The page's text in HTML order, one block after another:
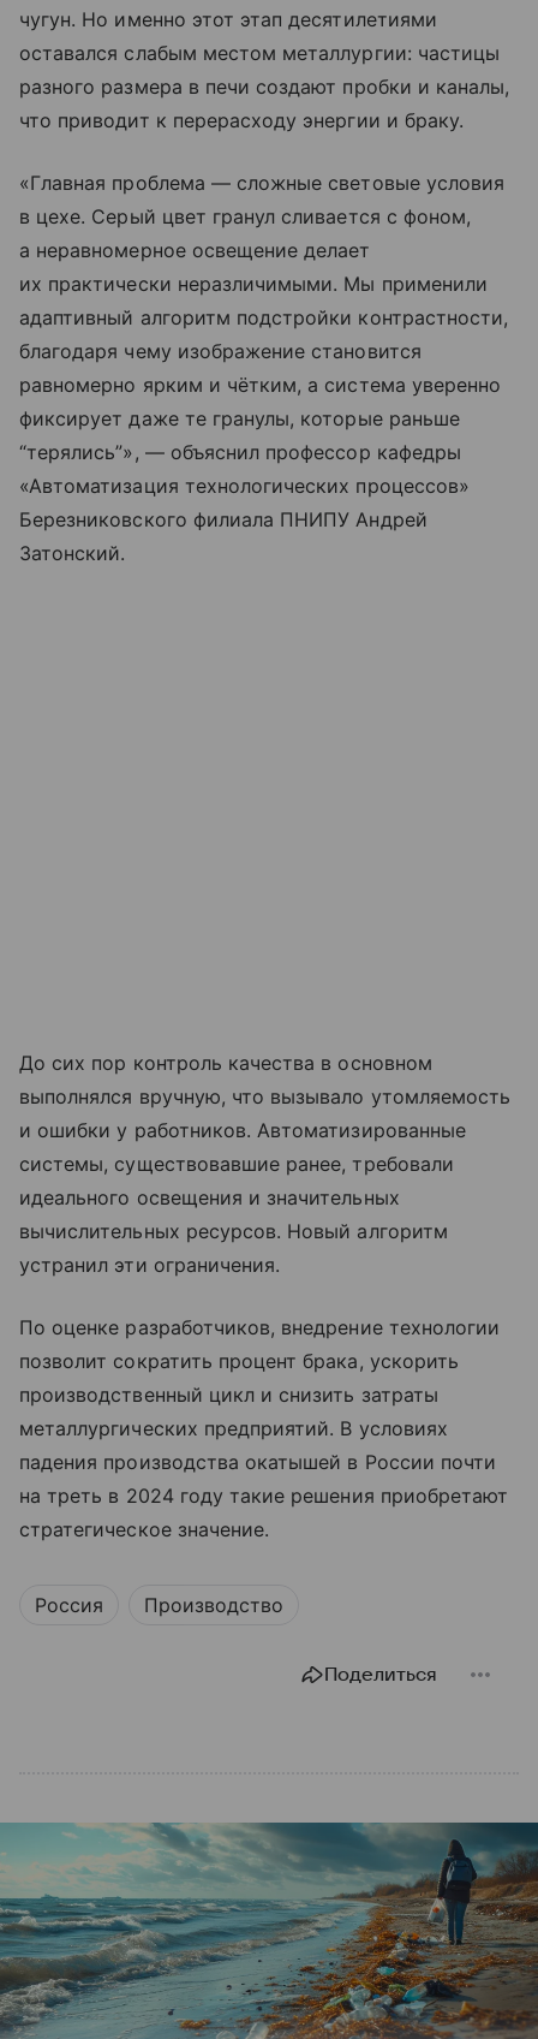
чугун. Но именно этот этап десятилетиями
оставался слабым местом металлургии: частицы
разного размера в печи создают пробки и каналы,
что приводит к перерасходу энергии и браку.
«Главная проблема — сложные световые условия
в цехе. Серый цвет гранул сливается с фоном,
а неравномерное освещение делает
их практически неразличимыми. Мы применили
адаптивный алгоритм подстройки контрастности,
благодаря чему изображение становится
равномерно ярким и чётким, а система уверенно
фиксирует даже те гранулы, которые раньше
“терялись”», — объяснил профессор кафедры
«Автоматизация технологических процессов»
Березниковского филиала ПНИПУ Андрей
Затонский.
До сих пор контроль качества в основном
выполнялся вручную, что вызывало утомляемость
и ошибки у работников. Автоматизированные
системы, существовавшие ранее, требовали
идеального освещения и значительных
вычислительных ресурсов. Новый алгоритм
устранил эти ограничения.
По оценке разработчиков, внедрение технологии
позволит сократить процент брака, ускорить
производственный цикл и снизить затраты
металлургических предприятий. В условиях
падения производства окатышей в России почти
на треть в 2024 году такие решения приобретают
стратегическое значение.
Россия Производство
Поделиться